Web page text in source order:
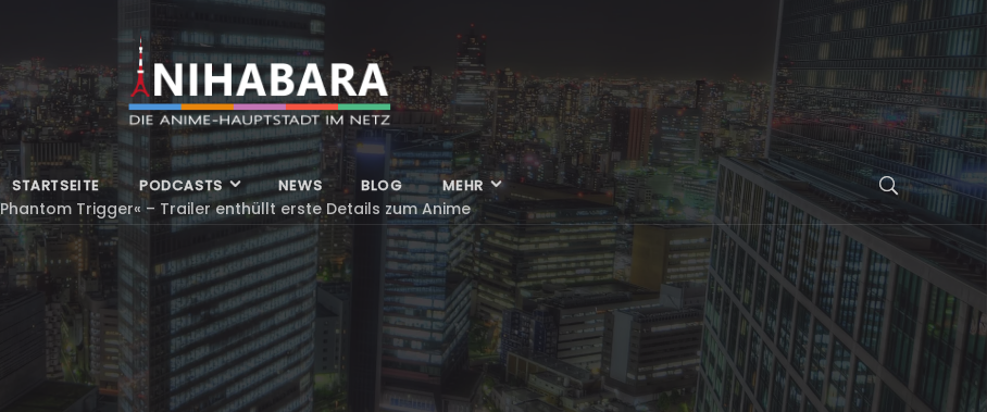
STARTSEITE PODCASTS NEWS BLOG MEHR
Trigger« – Trailer enthüllt erste Details zum Anime